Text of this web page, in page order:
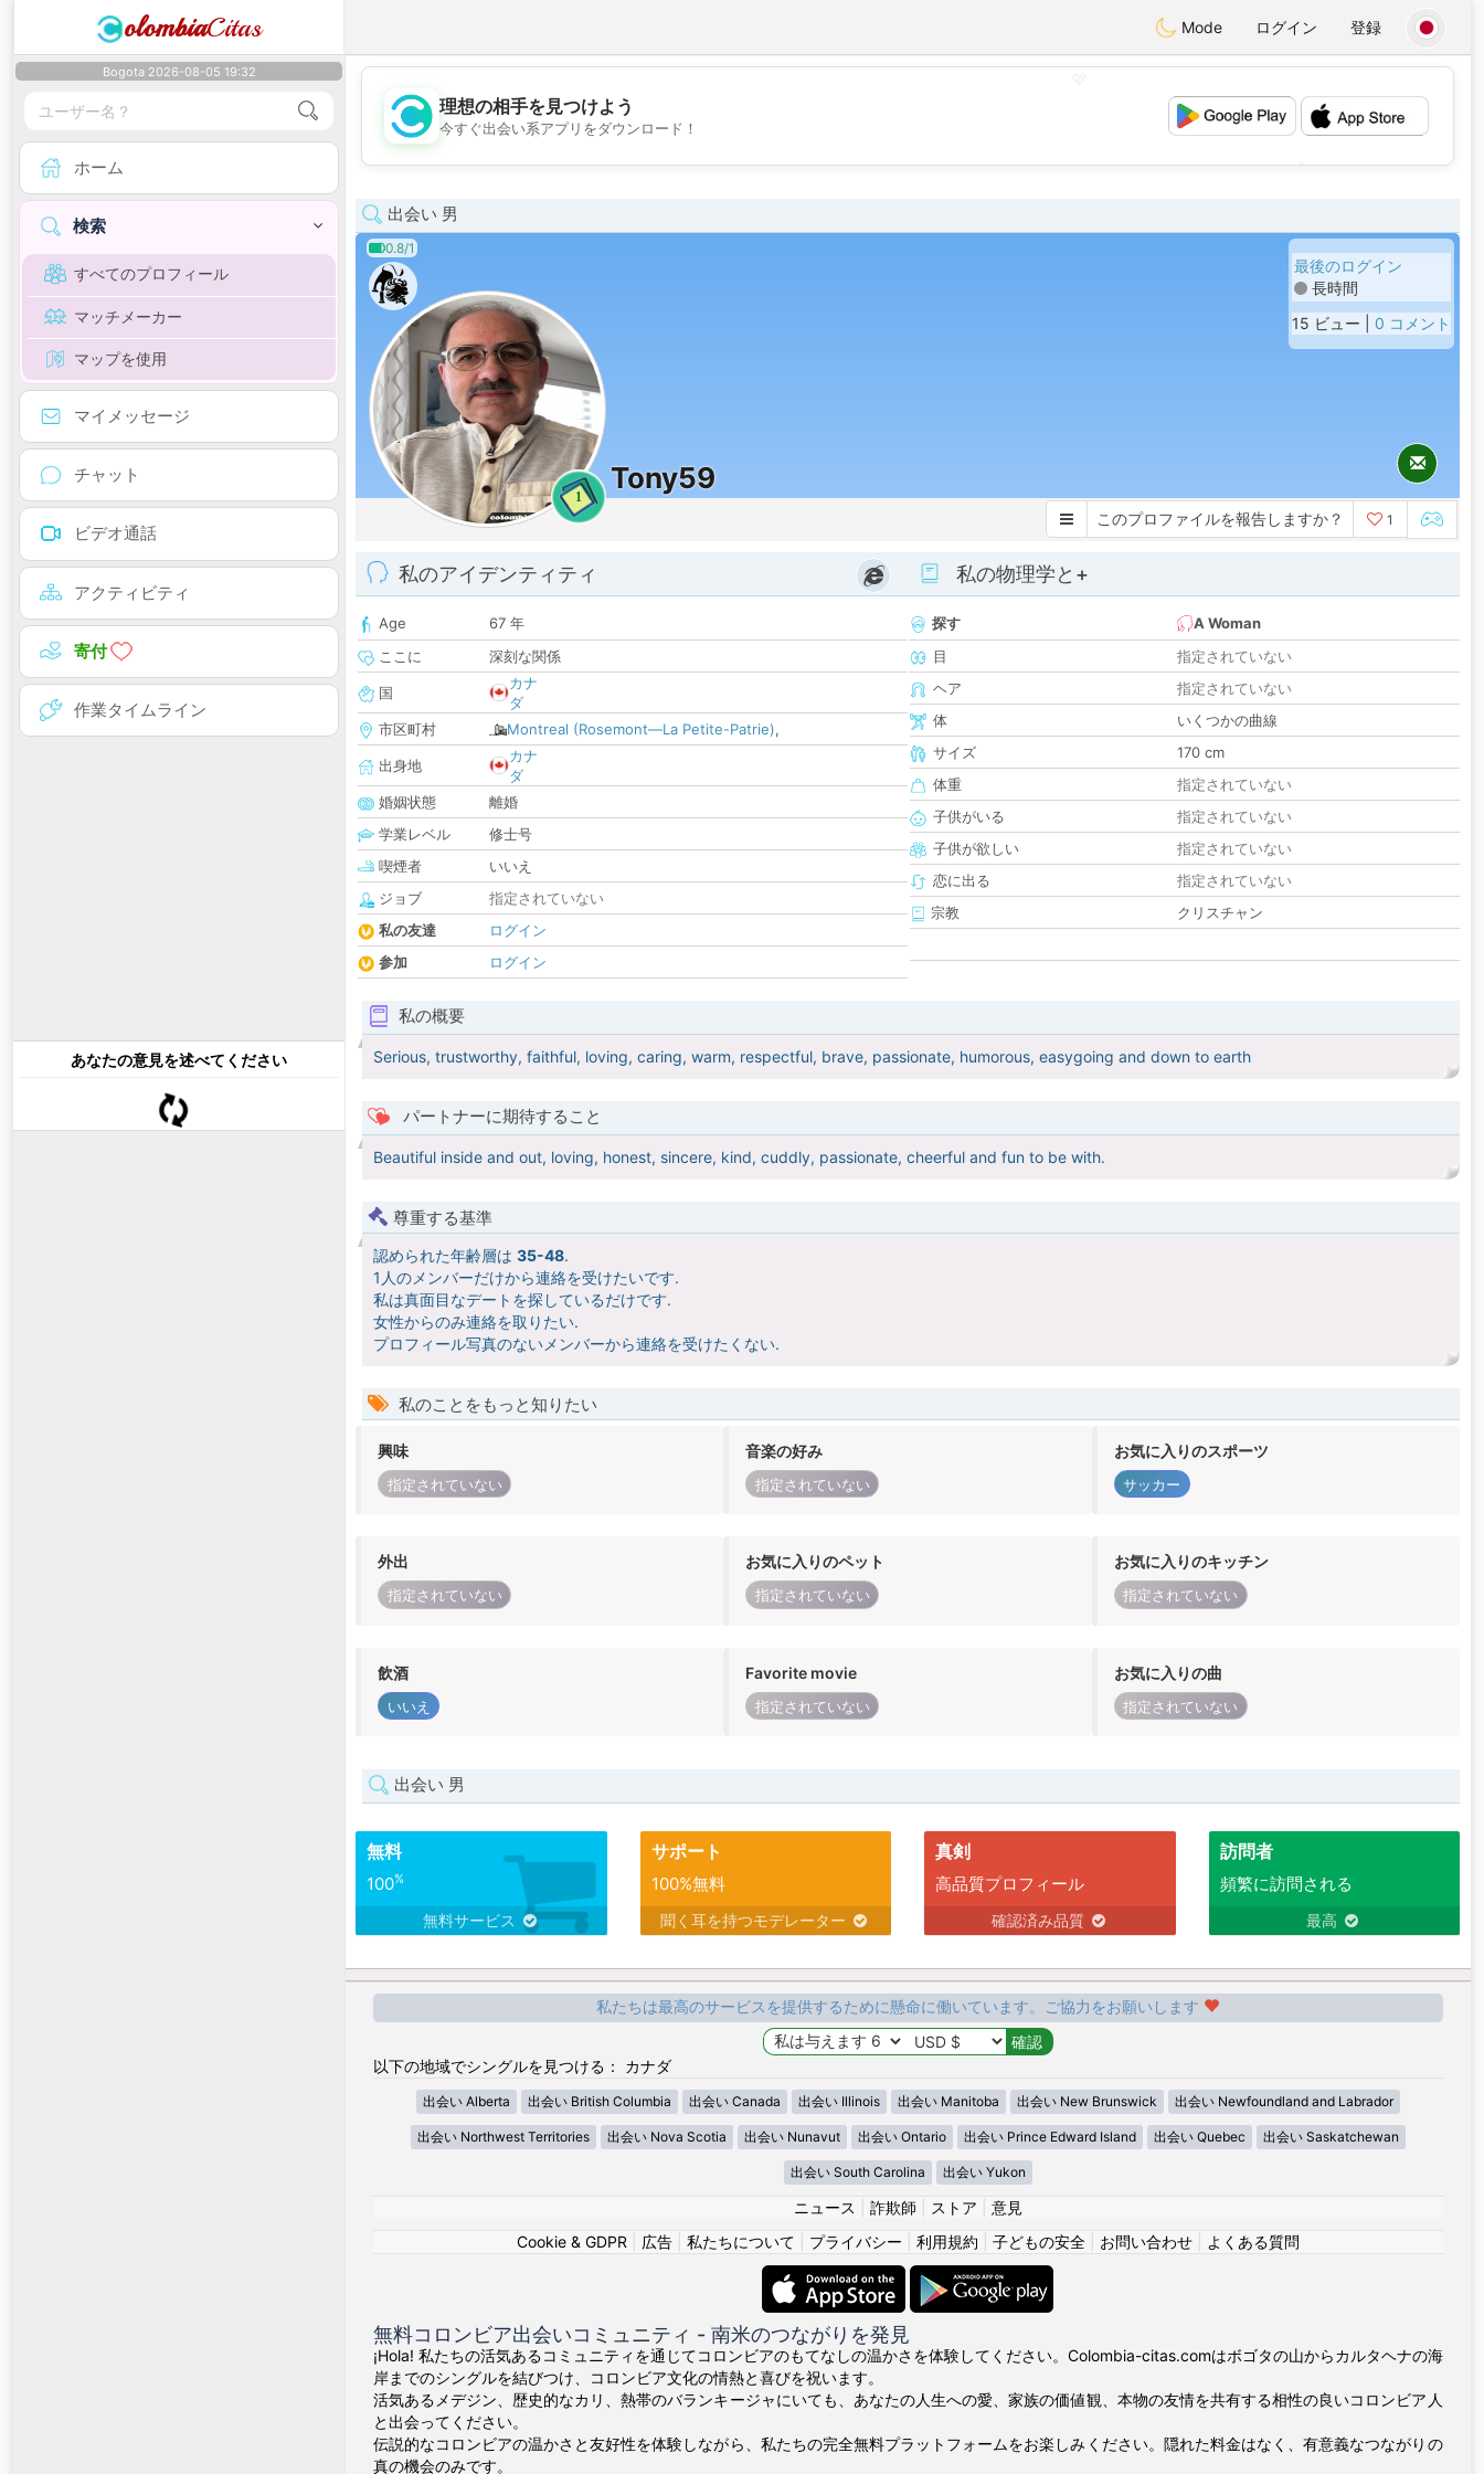
olombiaCitas Mode ログイン 登録
Bogota 2026-08-05 19:32
ホーム
検索
すべてのプロフィール
マッチメーカー
マップを使用
マイメッセージ
チャット
ビデオ通話
アクティビティ
寄付
作業タイムライン
あなたの意見を述べてください
💖
💕
理想の相手を見つけよう
今すぐ出会い系アプリをダウンロード！
出会い 男
0.8/1
1
Tony59
最後のログイン
長時間
15 ビュー | 0 コメント
このプロファイルを報告しますか？ 1
私のアイデンティティ
Age
67 年
ここに
深刻な関係
国
カナ
ダ
市区町村
Montreal (Rosemont—La Petite-Patrie),
出身地
カナ
ダ
婚姻状態
離婚
学業レベル
修士号
喫煙者
いいえ
ジョブ
指定されていない
私の友達
ログイン
参加
ログイン
私の物理学と+
探す
A Woman
目
指定されていない
ヘア
指定されていない
体
いくつかの曲線
サイズ
170 cm
体重
指定されていない
子供がいる
指定されていない
子供が欲しい
指定されていない
恋に出る
指定されていない
宗教
クリスチャン
私の概要
Serious, trustworthy, faithful, loving, caring, warm, respectful, brave, passionate, humorous, easygoing and down to earth
パートナーに期待すること
Beautiful inside and out, loving, honest, sincere, kind, cuddly, passionate, cheerful and fun to be with.
尊重する基準
認められた年齢層は 35-48.
1人のメンバーだけから連絡を受けたいです.
私は真面目なデートを探しているだけです.
女性からのみ連絡を取りたい.
プロフィール写真のないメンバーから連絡を受けたくない.
私のことをもっと知りたい
興味
指定されていない
音楽の好み
指定されていない
お気に入りのスポーツ
サッカー
外出
指定されていない
お気に入りのペット
指定されていない
お気に入りのキッチン
指定されていない
飲酒
いいえ
Favorite movie
指定されていない
お気に入りの曲
指定されていない
出会い 男
無料
100%
無料サービス
サポート
100%無料
聞く耳を持つモデレーター
真剣
高品質プロフィール
確認済み品質
訪問者
頻繁に訪問される
最高
私たちは最高のサービスを提供するために懸命に働いています。ご協力をお願いします
以下の地域でシングルを見つける： カナダ
出会い Alberta 出会い British Columbia 出会い Canada 出会い Illinois 出会い Manitoba 出会い New Brunswick 出会い Newfoundland and Labrador
出会い Northwest Territories 出会い Nova Scotia 出会い Nunavut 出会い Ontario 出会い Prince Edward Island 出会い Quebec 出会い Saskatchewan
出会い South Carolina 出会い Yukon
ニュース 詐欺師 ストア
意見
Cookie & GDPR
広告| 私たちについて プライバシー 利用規約 子どもの安全| お問い合わせ| よくある質問
無料コロンビア出会いコミュニティ - 南米のつながりを発見
¡Hola! 私たちの活気あるコミュニティを通じてコロンビアのもてなしの温かさを体験してください。Colombia-citas.comはボゴタの山からカルタヘナの海
岸までのシングルを結びつけ、コロンビア文化の情熱と喜びを祝います。
活気あるメデジン、歴史的なカリ、熱帯のバランキージャにいても、あなたの人生への愛、家族の価値観、本物の友情を共有する相性の良いコロンビア人
と出会ってください。
伝説的なコロンビアの温かさと友好性を体験しながら、私たちの完全無料プラットフォームをお楽しみください。隠れた料金はなく、有意義なつながりの
真の機会のみです。